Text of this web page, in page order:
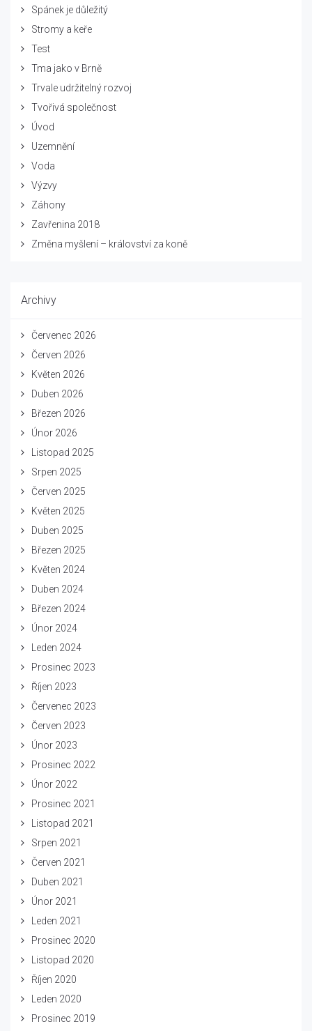
Spánek je důležitý
Stromy a keře
Test
Tma jako v Brně
Trvale udržitelný rozvoj
Tvořivá společnost
Úvod
Uzemnění
Voda
Výzvy
Záhony
Zavřenina 2018
Změna myšlení – království za koně
Archivy
Červenec 2026
Červen 2026
Květen 2026
Duben 2026
Březen 2026
Únor 2026
Listopad 2025
Srpen 2025
Červen 2025
Květen 2025
Duben 2025
Březen 2025
Květen 2024
Duben 2024
Březen 2024
Únor 2024
Leden 2024
Prosinec 2023
Říjen 2023
Červenec 2023
Červen 2023
Únor 2023
Prosinec 2022
Únor 2022
Prosinec 2021
Listopad 2021
Srpen 2021
Červen 2021
Duben 2021
Únor 2021
Leden 2021
Prosinec 2020
Listopad 2020
Říjen 2020
Leden 2020
Prosinec 2019